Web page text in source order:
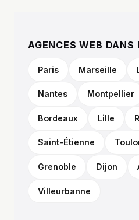
AGENCES WEB DANS
Paris Marseille
Nantes Montpellier
Bordeaux Lille
Saint-Étienne
Grenoble Dijon
Villeurbanne